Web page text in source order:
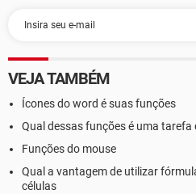
VEJA TAMBÉM
Ícones do word é suas funções
Qual dessas funções é uma
Funções do mouse
Qual a vantagem de utilizar
células